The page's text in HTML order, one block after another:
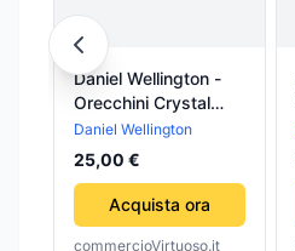
Daniel Wellington -
Orecchini Crystal
Stud Gold
Daniel Wellington
25,00 €
Acquista ora
commercioVirtuoso.it